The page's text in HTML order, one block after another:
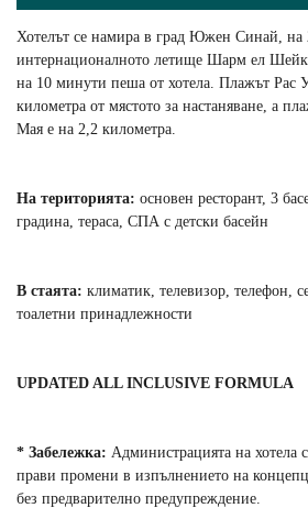
Хотелът се намира в град Южен Синай, на
интернационалното летище Шарм ел
на 10 минути пеша от хотела. Плажът Рас
километра от мястото за настаняване, а
Мая е на 2,2 километра.
На територията: основен ресторант, 3
градина, тераса, СПА с детски басейн
В стаята: климатик, телевизор, телефон,
тоалетни принадлежности
UPDATED ALL INCLUSIVE FORMULA
* Забележка: Администрацията на хотела
прави промени в изпълнението на
без предварително предупреждение.